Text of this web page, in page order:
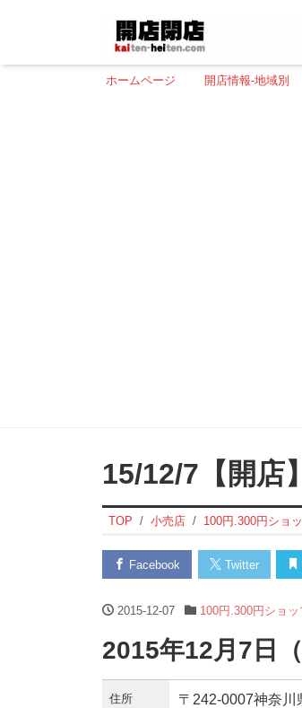
ホームページ 開店情報-地域別
15/12/7【開店
TOP 小売店 100円.300円ショ
Facebook Twitter
2015-12-07 100円.300円ショッ
2015年12月7日
住所 〒242-0007神奈